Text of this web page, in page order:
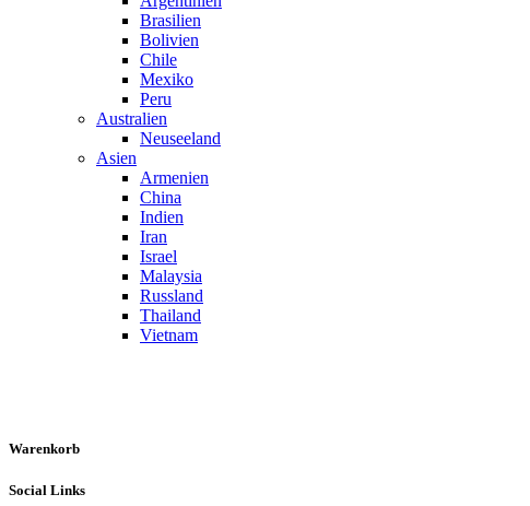
Brasilien
Bolivien
Chile
Mexiko
Peru
Australien
Neuseeland
Asien
Armenien
China
Indien
Iran
Israel
Malaysia
Russland
Thailand
Vietnam
Warenkorb
Social Links